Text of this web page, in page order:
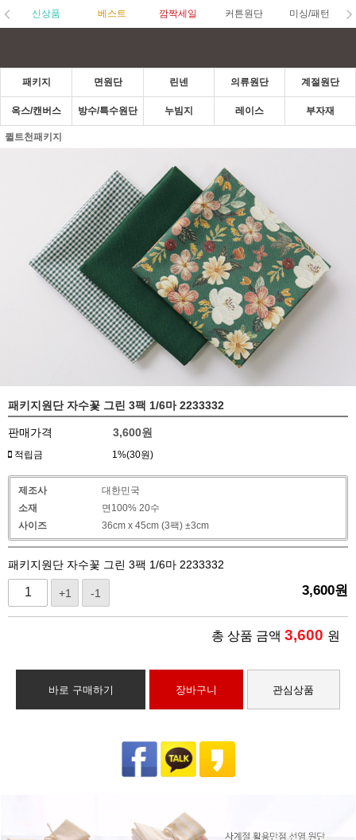
신상품 베스트 깜짝세일 커튼원단 미싱/패턴
패키지 면원단 린넨 의류원단 계절원단
옥스/캔버스 방수/특수원단 누빔지 레이스 부자재
퀼트천패키지
패키지원단 자수꽃 그린 3팩 1/6마 2233332
판매가격 3,600원
적립금 1%(30원)
제조사
대한민국
소재
면100% 20수
사이즈
36cm x 45cm (3팩) ±3cm
패키지원단 자수꽃 그린 3팩 1/6마 2233332
+1 -1 3,600원
총 상품 금액 3,600 원
바로 구매하기 장바구니 관심상품